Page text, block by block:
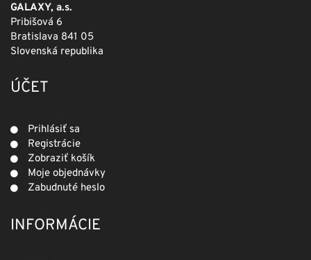
GALAXY, a.s.
Pribišová 6
Bratislava 841 05
Slovenská republika
ÚČET
Prihlásiť sa
Registrácie
Zobraziť košík
Moje objednávky
Zabudnuté heslo
INFORMÁCIE